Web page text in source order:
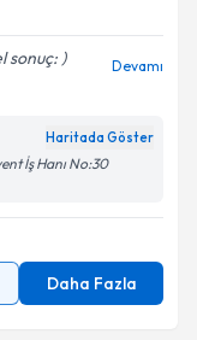
sonuç: )
Devamı
Haritada Göster
İş Hanı No:30
Daha Fazla